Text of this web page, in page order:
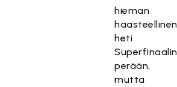
hieman
haasteellinen
heti
Superfinaalin
perään,
mutta